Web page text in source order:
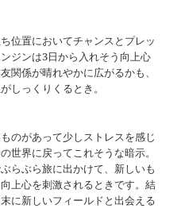
位置においてチャンスとプレッ
ジンは3日から入れそう向上心
関係が晴れやかに広がるかも、
しっくりくるとき。
のがあって少しストレスを感じ
世界に戻ってこれそうな暗示。
らぶら旅に出かけて、新しいも
上心を刺激されるときです。結
に新しいフィールドと出会える